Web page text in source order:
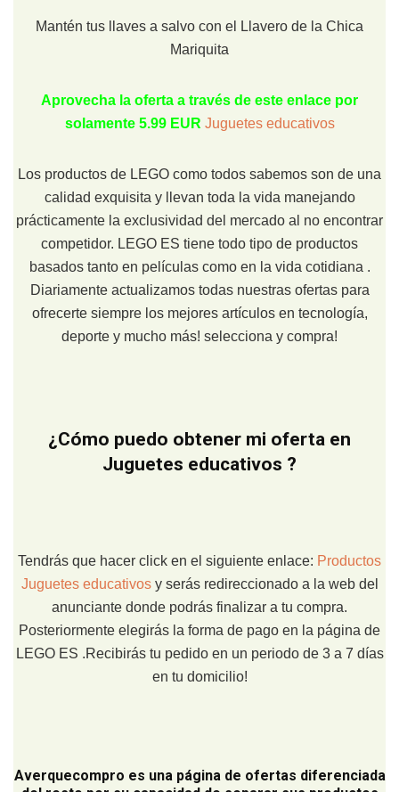
Mantén tus llaves a salvo con el Llavero de la Chica
Mariquita
Aprovecha la oferta a través de este enlace por
solamente 5.99 EUR Juguetes educativos
Los productos de LEGO como todos sabemos son de una
calidad exquisita y llevan toda la vida manejando
prácticamente la exclusividad del mercado al no encontrar
competidor. LEGO ES tiene todo tipo de productos
basados tanto en películas como en la vida cotidiana .
Diariamente actualizamos todas nuestras ofertas para
ofrecerte siempre los mejores artículos en tecnología,
deporte y mucho más! selecciona y compra!
¿Cómo puedo obtener mi oferta en
Juguetes educativos ?
Tendrás que hacer click en el siguiente enlace: Productos
Juguetes educativos y serás redireccionado a la web del
anunciante donde podrás finalizar a tu compra.
Posteriormente elegirás la forma de pago en la página de
LEGO ES .Recibirás tu pedido en un periodo de 3 a 7 días
en tu domicilio!
Averquecompro es una página de ofertas diferenciada